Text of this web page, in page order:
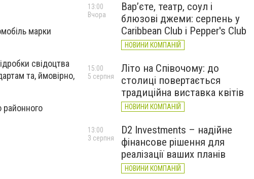
марки
свідоцтва
та, ймовірно,
районного
Вар’єте, театр, соул і
блюзові джеми: серпень у
Caribbean Club і Pepper's Club
НОВИНИ КОМПАНІЙ
13:00
Вчора
Літо на Співочому: до
столиці повертається
традиційна виставка квітів
НОВИНИ КОМПАНІЙ
15:00
5 серпня
D2 Investments – надійне
фінансове рішення для
реалізації ваших планів
НОВИНИ КОМПАНІЙ
13:00
3 серпня